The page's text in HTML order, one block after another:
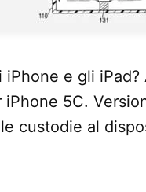
iPhone e gli
5C.
custodie al